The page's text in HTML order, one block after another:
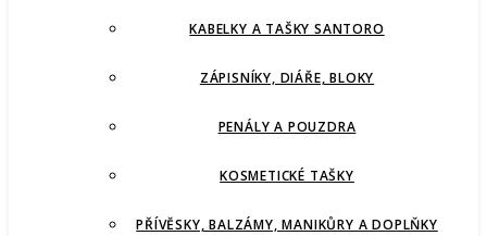
KABELKY A TAŠKY SANTORO
ZÁPISNÍKY, DIÁŘE, BLOKY
PENÁLY A POUZDRA
KOSMETICKÉ TAŠKY
PŘÍVĚSKY, BALZÁMY, MANIKŮRY A DOPLŇKY